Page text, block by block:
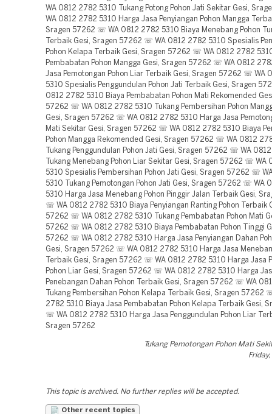
WA 0812 2782 5310 Tukang Potong Pohon Jati Sekitar Gesi,
WA 0812 2782 5310 Harga Jasa Penyiangan Pohon Mangga
Sragen 57262 ☏ WA 0812 2782 5310 Biaya Menebang Pohon
Terbaik Gesi, Sragen 57262 ☏ WA 0812 2782 5310 Spesialis
Pohon Kelapa Terbaik Gesi, Sragen 57262 ☏ WA 0812 2782
Pembabatan Pohon Mangga Gesi, Sragen 57262 ☏ WA 0812
Jasa Pemotongan Pohon Liar Terbaik Gesi, Sragen 57262 ☏ WA
5310 Spesialis Penggundulan Pohon Jati Terbaik Gesi, Sragen
0812 2782 5310 Biaya Pembabatan Pohon Mati Rekomended
57262 ☏ WA 0812 2782 5310 Tukang Pembersihan Pohon
Gesi, Sragen 57262 ☏ WA 0812 2782 5310 Harga Jasa
Mati Sekitar Gesi, Sragen 57262 ☏ WA 0812 2782 5310 Biaya
Pohon Mangga Rekomended Gesi, Sragen 57262 ☏ WA 0812
Tukang Penggundulan Pohon Jati Gesi, Sragen 57262 ☏ WA
Tukang Menebang Pohon Liar Sekitar Gesi, Sragen 57262 ☏ WA
5310 Spesialis Pembersihan Pohon Jati Gesi, Sragen 57262 ☏
5310 Tukang Pemotongan Pohon Jati Gesi, Sragen 57262 ☏ WA
5310 Harga Jasa Menebang Pohon Pinggir Jalan Terbaik Gesi,
☏ WA 0812 2782 5310 Biaya Penyiangan Ranting Pohon Terbaik
57262 ☏ WA 0812 2782 5310 Tukang Pembabatan Pohon Mati
57262 ☏ WA 0812 2782 5310 Biaya Pembabatan Pohon Tinggi
57262 ☏ WA 0812 2782 5310 Harga Jasa Penyiangan Dahan
Gesi, Sragen 57262 ☏ WA 0812 2782 5310 Harga Jasa
Terbaik Gesi, Sragen 57262 ☏ WA 0812 2782 5310 Harga Jasa
Pohon Liar Gesi, Sragen 57262 ☏ WA 0812 2782 5310 Harga
Penebangan Dahan Pohon Terbaik Gesi, Sragen 57262 ☏ WA
Tukang Pembersihan Pohon Kelapa Terbaik Gesi, Sragen 57262
2782 5310 Biaya Jasa Pembabatan Pohon Kelapa Terbaik Gesi,
☏ WA 0812 2782 5310 Harga Jasa Penggundulan Pohon Liar
Sragen 57262
Tukang Pemotongan Pohon Mati
This topic is archived. No further replies will be accepted.
Other recent topics